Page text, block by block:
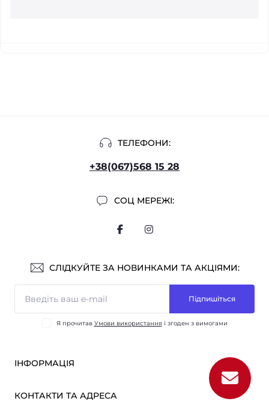
ТЕЛЕФОНИ:
+38(067)568 15 28
СОЦ МЕРЕЖІ:
СЛІДКУЙТЕ ЗА НОВИНКАМИ ТА АКЦІЯМИ:
Підпишіться
Я прочитав Умови використання і згоден з вимогами
ІНФОРМАЦІЯ
ОПТ
КОНТАКТИ ТА АДРЕСА